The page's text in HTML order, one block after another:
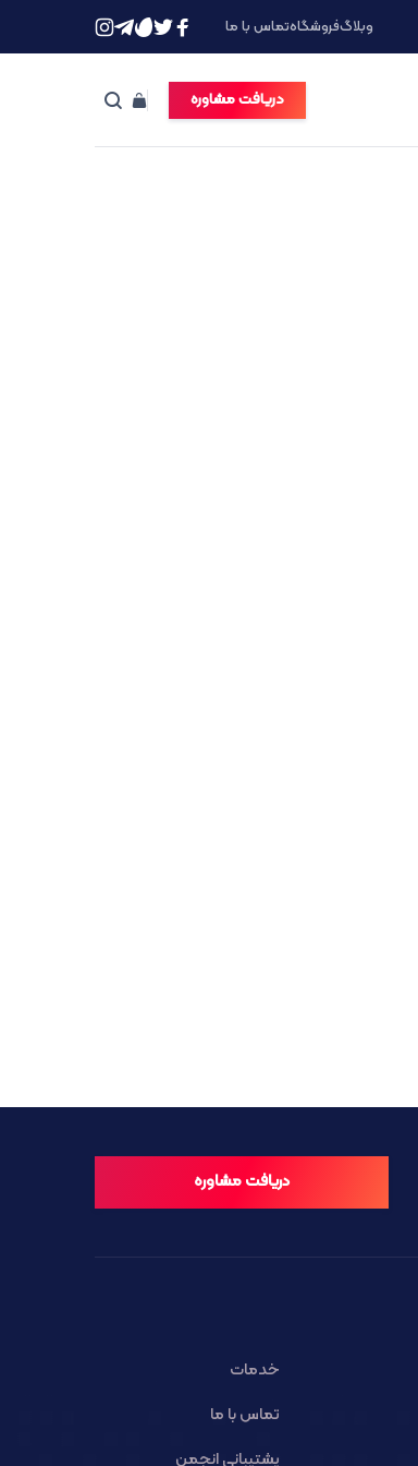
وبلاگفروشگاهتماس با ما
دریافت مشاوره
دریافت مشاوره
خدمات
تماس با ما
پشتیبانی انجمن